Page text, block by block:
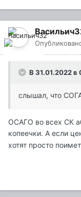
В 31.01.2022 в
слышал, что
ОСАГО во всех СК
копеечки. А если
хотят просто